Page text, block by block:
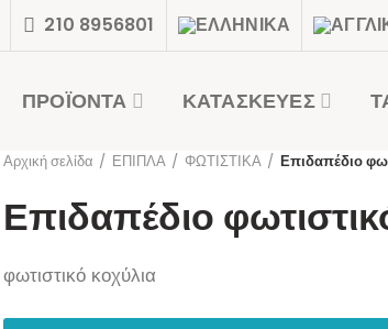
210 8956801
ΠΡΟΪΟΝΤΑ ΚΑΤΑΣΚΕΥΕΣ
Αρχική σελίδα
ΕΠΙΠΛΑ ΦΩΤΙΣΤΙΚΑ Επιδαπέδιο
Επιδαπέδιο
φωτιστικό κοχύλια